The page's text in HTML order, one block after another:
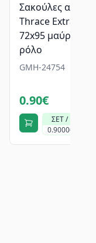
Σακούλες
Thrace Extra
72x95 μαύρες,
ρόλο
GMH-24754
0.90€
ΣΕΤ / 1
0.9000€ /